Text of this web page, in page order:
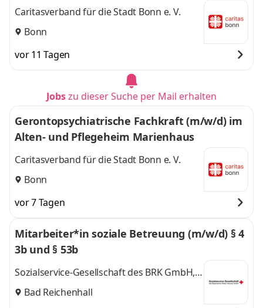
Caritasverband für die Stadt Bonn e. V.
Bonn
vor 11 Tagen
Jobszu dieser Suche per Mail erhalten
Gerontopsychiatrische Fachkraft (m/w/d) im
Alten- und Pflegeheim Marienhaus
Caritasverband für die Stadt Bonn e. V.
Bonn
vor 7 Tagen
Mitarbeiter*in soziale Betreuung (m/w/d) § 4
3b und § 53b
Sozialservice-Gesellschaft des BRK GmbH,
SeniorenWohnen Bad Reichenhall
Bad Reichenhall